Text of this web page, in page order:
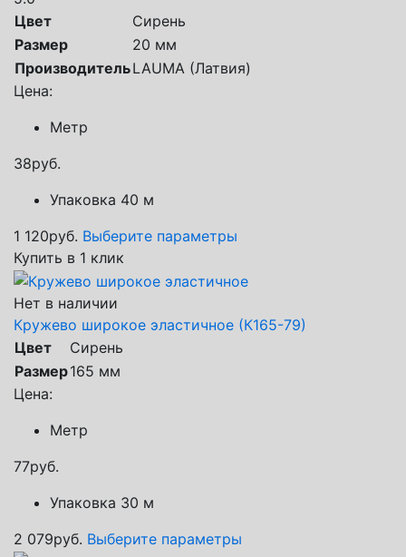
Цвет
Сирень
Размер
20 мм
ПроизводительLAUMA (Латвия)
Цена:
Метр
38руб.
Упаковка 40 м
1 120руб. Выберите параметры
Купить в 1 клик
Нет в наличии
Кружево широкое эластичное (К165-79)
Цвет
Сирень
Размер165 мм
Цена:
Метр
77руб.
Упаковка 30 м
2 079руб. Выберите параметры